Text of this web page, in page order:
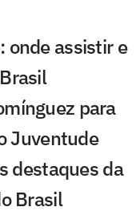
assistir e
para
Juventude
destaques da
Brasil